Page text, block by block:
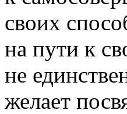
своих
на пути к
не
желает